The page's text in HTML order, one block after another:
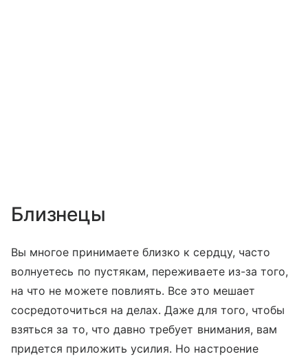
Близнецы
Вы многое принимаете близко к сердцу, часто
волнуетесь по пустякам, переживаете из-за того,
на что не можете повлиять. Все это мешает
сосредоточиться на делах. Даже для того, чтобы
взяться за то, что давно требует внимания, вам
придется приложить усилия. Но настроение